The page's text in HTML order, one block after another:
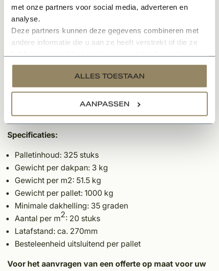
met onze partners voor social media, adverteren en
analyse.
Deze partners kunnen deze gegevens combineren met
andere informatie die u aan ze heeft verstrekt of die ze
services.
ALLES TOESTAAN
AANPASSEN
aandacht gekregen om zo een kwalitatief hoogwaardig
product af te kunnen leveren.
Deze dakpan is verkrijgbaar in 4 verschillende kleuren.
verouderde look. U kunt deze kleur ook met elkaar
mixen om hierdoor een nog mooiere uitstraling te
creëren. Dit product is volledig getest en voorzien van
alle benodigde certificaten waardoor deze dakpan
volledig voldoet aan de gestelde bouwnormen en eisen.
Specificaties:
Palletinhoud: 325 stuks
Gewicht per dakpan: 3 kg
Gewicht per m2: 51.5 kg
Gewicht per pallet: 1000 kg
Minimale dakhelling: 35 graden
Aantal per m2: 20 stuks
Latafstand: ca. 270mm
Besteleenheid uitsluitend per pallet
Voor het aanvragen van een offerte op maat voor uw